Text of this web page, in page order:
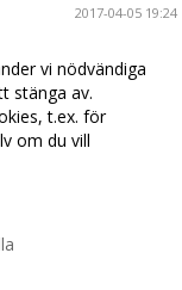
2017-04-05 19:24
2017-04-04 07:45
2017-04-02 14:59
2017-04-01 13:58
vi nödvändiga
stänga av.
t.ex. för
om du vill